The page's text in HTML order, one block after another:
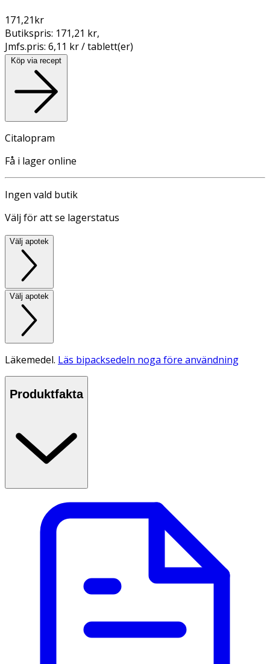
171,21kr
Butikspris: 171,21 kr,
Jmfs.pris: 6,11 kr / tablett(er)
Köp via recept
Citalopram
Få i lager online
Ingen vald butik
Välj för att se lagerstatus
Välj apotek
Välj apotek
Läkemedel. Läs bipacksedeln noga före användning
Produktfakta